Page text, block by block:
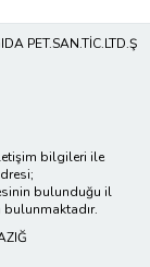
PET.SAN.TİC.LTD.Ş
bilgileri ile
bulunduğu il
bulunmaktadır.